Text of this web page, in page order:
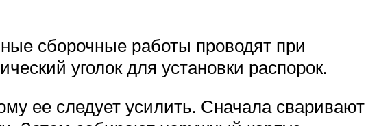
сборочные работы проводят при
уголок для установки распорок.
ее следует усилить. Сначала сваривают